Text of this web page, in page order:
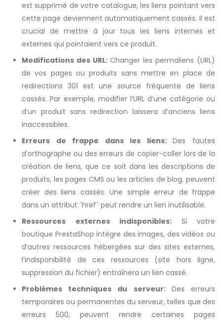
est supprimé de votre catalogue, les liens pointant vers
cette page deviennent automatiquement cassés. Il est
crucial de mettre à jour tous les liens internes et
externes qui pointaient vers ce produit.
Modifications des URL: Changer les permaliens (URL)
de vos pages ou produits sans mettre en place de
redirections 301 est une source fréquente de liens
cassés. Par exemple, modifier l’URL d’une catégorie ou
d’un produit sans redirection laissera d’anciens liens
inaccessibles.
Erreurs de frappe dans les liens:Des fautes
d’orthographe ou des erreurs de copier-coller lors de la
création de liens, que ce soit dans les descriptions de
produits, les pages CMS ou les articles de blog, peuvent
créer des liens cassés. Une simple erreur de frappe
dans un attribut `href` peut rendre un lien inutilisable.
Ressources externes indisponibles: Si votre
boutique PrestaShop intègre des images, des vidéos ou
d’autres ressources hébergées sur des sites externes,
l’indisponibilité de ces ressources (site hors ligne,
suppression du fichier) entraînera un lien cassé.
Problèmes techniques du serveur: Des erreurs
temporaires ou permanentes du serveur, telles que des
erreurs 500, peuvent rendre certaines pages